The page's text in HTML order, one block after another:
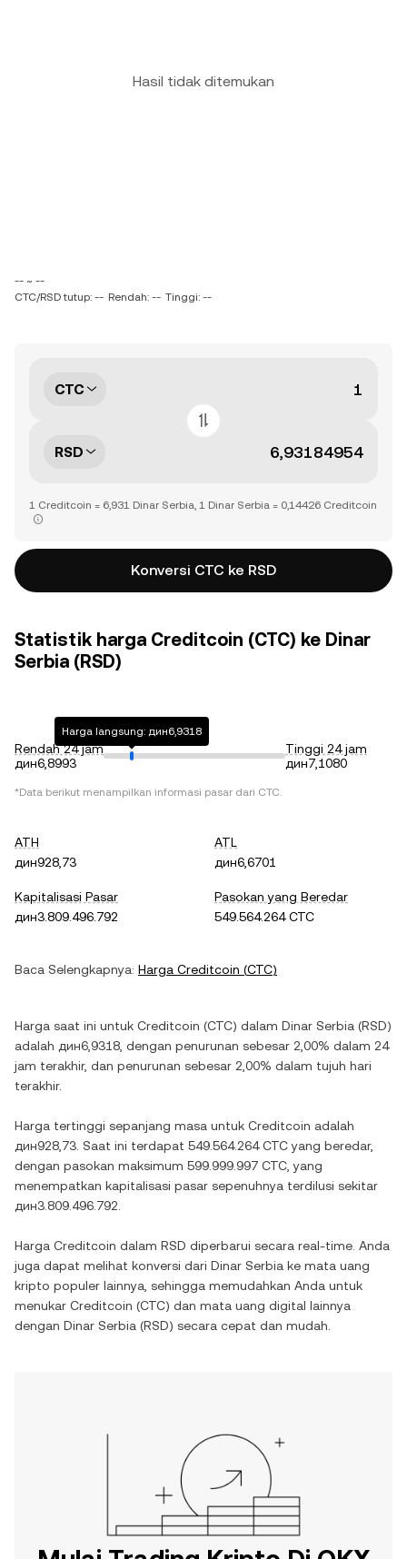
Hasil tidak ditemukan
-- ~ --
CTC/RSD tutup: -- Rendah: -- Tinggi: --
CTC
RSD
1 Creditcoin = 6,931 Dinar Serbia, 1 Dinar Serbia = 0,14426 Creditcoin
Konversi CTC ke RSD
Statistik harga Creditcoin (CTC) ke Dinar
Serbia (RSD)
Rendah 24 jam
дин6,8993
Harga langsung: дин6,9318
Tinggi 24 jam
дин7,1080
*Data berikut menampilkan informasi pasar dari CTC.
ATH
дин928,73
ATL
дин6,6701
Kapitalisasi Pasar
дин3.809.496.792
Pasokan yang Beredar
549.564.264 CTC
Baca Selengkapnya: Harga Creditcoin (CTC)
Harga saat ini untuk Creditcoin (CTC) dalam Dinar Serbia (RSD)
adalah дин6,9318 , dengan penurunan sebesar 2,00% dalam 24
jam terakhir, dan penurunan sebesar 2,00% dalam tujuh hari
terakhir.
Harga tertinggi sepanjang masa untuk Creditcoin adalah
дин928,73 . Saat ini terdapat 549.564.264 CTCyang beredar,
dengan pasokan maksimum 599.999.997 CTC , yang
menempatkan kapitalisasi pasar sepenuhnya terdilusi sekitar
дин3.809.496.792
Harga Creditcoin dalam RSD diperbarui secara real-time. Anda
juga dapat melihat konversi dari Dinar Serbia ke mata uang
kripto populer lainnya, sehingga memudahkan Anda untuk
menukar Creditcoin (CTC) dan mata uang digital lainnya
dengan Dinar Serbia (RSD) secara cepat dan mudah.